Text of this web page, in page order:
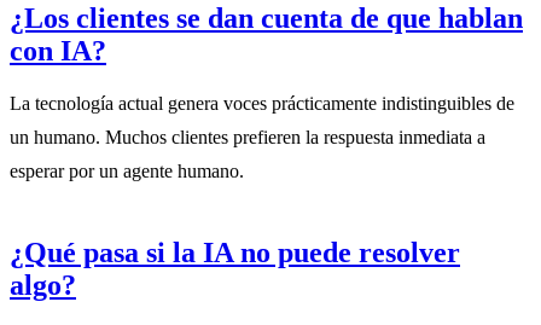
¿Los clientes se dan cuenta de que hablan
con IA?
La tecnología actual genera voces prácticamente indistinguibles de
un humano. Muchos clientes prefieren la respuesta inmediata a
esperar por un agente humano.
¿Qué pasa si la IA no puede resolver
algo?